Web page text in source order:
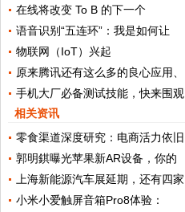
在线将改变 To B 的下一个
语音识别“五连环”：我是如何让
物联网（IoT）兴起
原来腾讯还有这么多的良心应用、
手机大厂必备测试技能，快来围观
相关资讯
零食渠道深度研究：电商活力依旧
郭明錤曝光苹果新AR设备，你的
上海新能源汽车展延期，还有四家
小米小爱触屏音箱Pro8体验：